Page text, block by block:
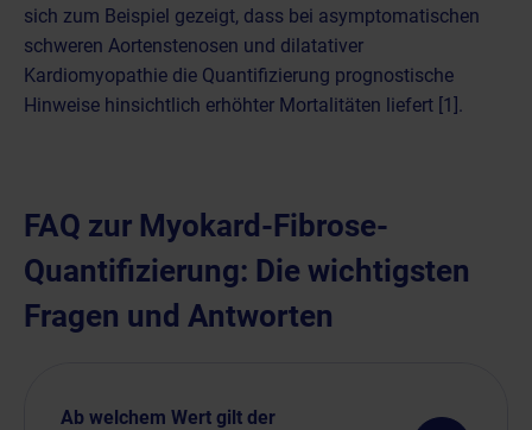
sich zum Beispiel gezeigt, dass bei asymptomatischen
schweren Aortenstenosen und dilatativer
Kardiomyopathie die Quantifizierung prognostische
Hinweise hinsichtlich erhöhter Mortalitäten liefert [1].
FAQ zur Myokard-Fibrose-
Quantifizierung: Die wichtigsten
Fragen und Antworten
Ab welchem Wert gilt der